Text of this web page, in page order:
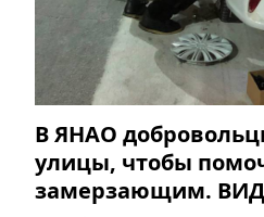
В ЯНАО
улицы, чтобы
замерзающим.